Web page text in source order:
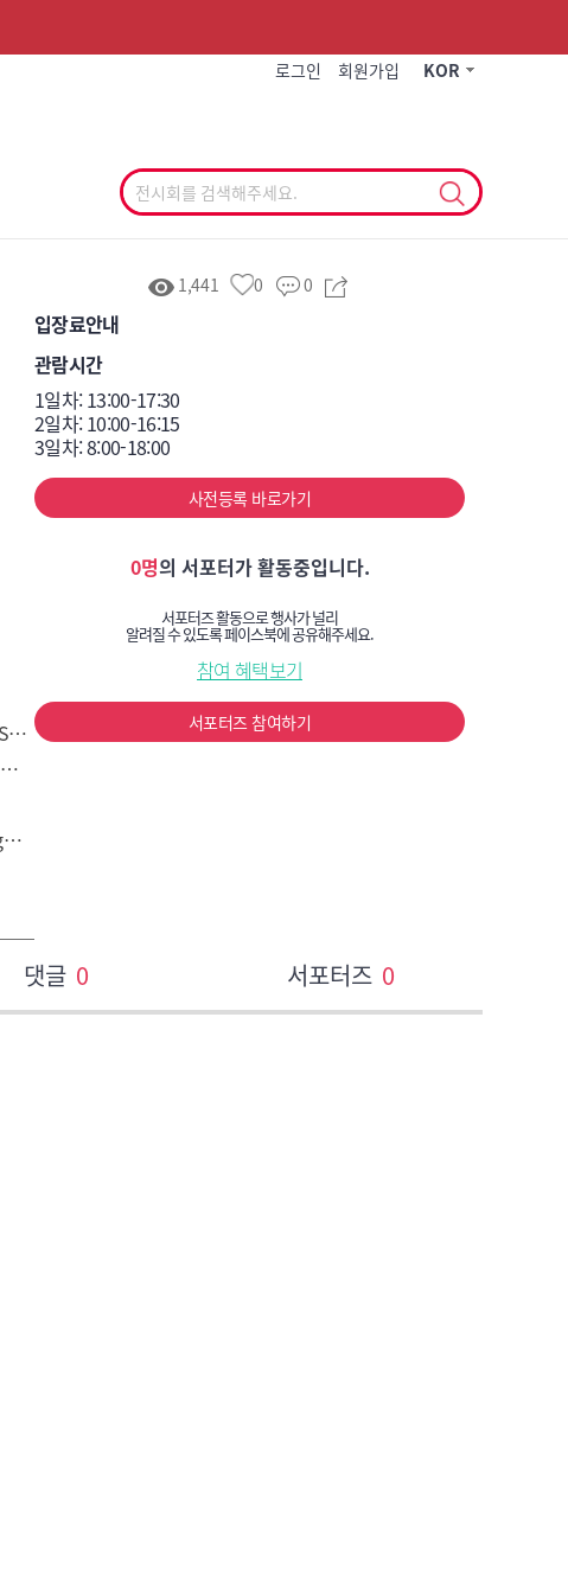
로그인 회원가입 KOR
제주특별자치도, 제주특별자치도개발공사 Jeju Special Self-Governing Province, Jeju Special Self-Governing Province Development Corp.
기후에너지환경부, 국가물관리위원회, 제주특별자치도교육청, 한국농어촌공사, 한국수자원공사, 제주연구원, 한국지질자원연구원, 국제수리지질학회, 한국지하수토양환경학회
연락처:0647481040 / 이메일:jejuwaterworldforum@gmail.com
1,441 0 0
입장료안내
관람시간
1일차: 13:00-17:30
2일차: 10:00-16:15
3일차: 8:00-18:00
사전등록 바로가기
0명의 서포터가 활동중입니다.
서포터즈 활동으로 행사가 널리
알려질 수 있도록 페이스북에 공유해주세요.
참여 혜택보기
서포터즈 참여하기
댓글 0 서포터즈 0